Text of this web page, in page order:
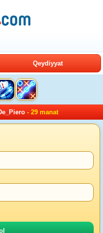
Qeydiyyat
- 29 manat